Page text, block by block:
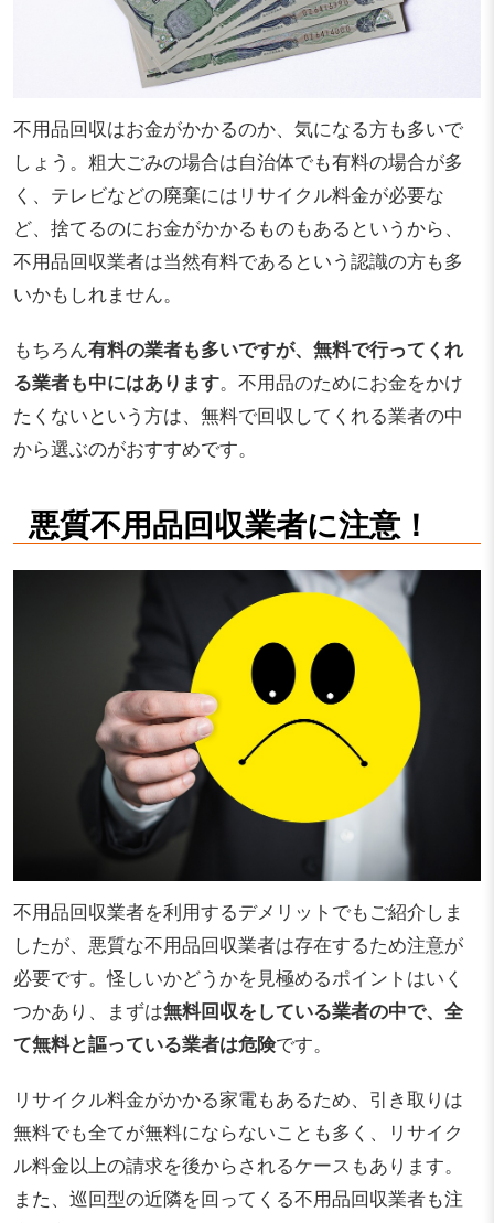
不用品回収はお金がかかるのか、気になる方も多いで
しょう。粗大ごみの場合は自治体でも有料の場合が多
く、テレビなどの廃棄にはリサイクル料金が必要な
ど、捨てるのにお金がかかるものもあるというから、
不用品回収業者は当然有料であるという認識の方も多
いかもしれません。
もちろん有料の業者も多いですが、無料で行ってくれ
る業者も中にはあります。不用品のためにお金をかけ
たくないという方は、無料で回収してくれる業者の中
から選ぶのがおすすめです。
悪質不用品回収業者に注意！
不用品回収業者を利用するデメリットでもご紹介しま
したが、悪質な不用品回収業者は存在するため注意が
必要です。怪しいかどうかを見極めるポイントはいく
つかあり、まずは無料回収をしている業者の中で、全
て無料と謳っている業者は危険です。
リサイクル料金がかかる家電もあるため、引き取りは
無料でも全てが無料にならないことも多く、リサイク
ル料金以上の請求を後からされるケースもあります。
また、巡回型の近隣を回ってくる不用品回収業者も注